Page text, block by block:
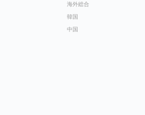
海外総合
韓国
中国